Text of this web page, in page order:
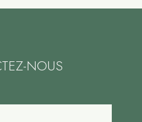
NOUS